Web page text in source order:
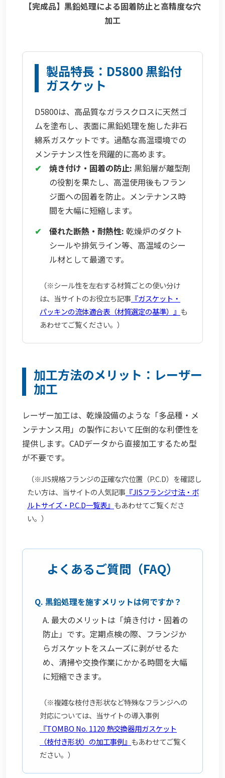
【完成品】黒鉛処理による固着防止と高精度な穴
加工
製品特長：D5800 黒鉛付
ガスケット
D5800は、高品質なガラスクロスに天然ゴ
ムを塗布し、表面に黒鉛処理を施した非石
綿系ガスケットです。過酷な高温環境での
メンテナンス性を飛躍的に高めます。
✔
焼き付け・固着の防止: 黒鉛層が離型剤
の役割を果たし、高温使用後もフラン
ジ面への固着を防止。メンテナンス時
間を大幅に短縮します。
✔
優れた断熱・耐熱性: 乾燥炉のダクト
シールや排気ライン等、高温域のシー
ル材として最適です。
（※シール性を左右する材質ごとの使い分け
は、当サイトのお役立ち記事 『ガスケット・
パッキンの流体適合表（材質選定の基準）』 も
あわせてご覧ください。）
加工方法のメリット：レーザー
加工
レーザー加工は、乾燥設備のような「多品種・メ
ンテナンス用」の製作において圧倒的な利便性を
提供します。CADデータから直接加工するため型
が不要です。
（※JIS規格フランジの正確な穴位置（P.C.D）を確認し
たい方は、当サイトの人気記事 『JISフランジ寸法・ボ
ルトサイズ・P.C.D一覧表』 もあわせてご覧くださ
い。）
よくあるご質問（FAQ）
Q. 黒鉛処理を施すメリットは何ですか？
A. 最大のメリットは「焼き付け・固着の
防止」です。定期点検の際、フランジか
らガスケットをスムーズに剥がせるた
め、清掃や交換作業にかかる時間を大幅
に短縮できます。
（※複雑な枝付き形状など特殊なフランジへの
対応については、当サイトの導入事例
『TOMBO No. 1120 熱交換器用ガスケット
（枝付き形状）の加工事例』 もあわせてご覧く
ださい。）